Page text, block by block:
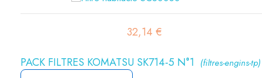
32,14 €
PACK FILTRES KOMATSU SK714-5 N°1 (filtres-engins-tp)